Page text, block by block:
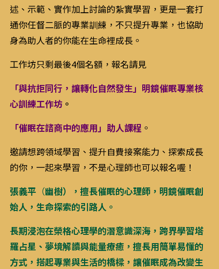
述、示範、實作加上討論的紮實學習，更是一套打
通你任督二脈的專業訓練，不只提升專業，也協助
身為助人者的你能在生命裡成長。
工作坊只剩最後4個名額，報名請見
「與抗拒同行，讓轉化自然發生」明鏡催眠專業核
心訓練工作坊 。
「催眠在諮商中的應用」助人課程 。
邀請想跨領域學習、提升自費接案能力、探索成長
的你，一起來學習，不是心理師也可以報名喔！
張義平 （幽樹） ， 擅長催眠的心理師，明鏡催眠創
始人，生命探索的引路人。
長期浸泡在榮格心理學的潛意識深海，跨界學習塔
羅占星、夢境解讀與能量療癒，擅長用簡單易懂的
方式，搭起專業與生活的橋樑，讓催眠成為改變生